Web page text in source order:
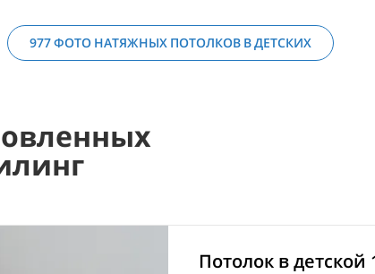
977 ФОТО НАТЯЖНЫХ ПОТОЛКОВ В ДЕТСКИХ
Потолок в детской